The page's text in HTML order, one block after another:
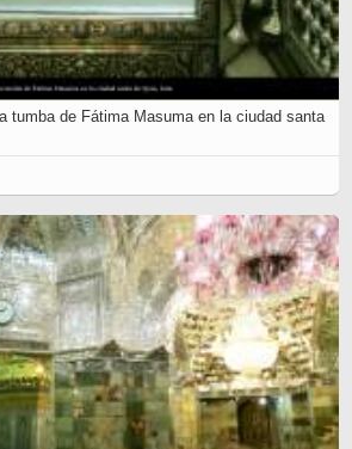
tumba de Fátima Masuma en la ciudad santa